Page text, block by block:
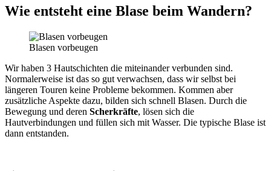
Wie entsteht eine Blase beim Wandern?
Blasen vorbeugen
Wir haben 3 Hautschichten die miteinander verbunden sind.
Normalerweise ist das so gut verwachsen, dass wir selbst bei
längeren Touren keine Probleme bekommen. Kommen aber
zusätzliche Aspekte dazu, bilden sich schnell Blasen. Durch die
Bewegung und deren Scherkräfte, lösen sich die
Hautverbindungen und füllen sich mit Wasser. Die typische Blase ist
dann entstanden.